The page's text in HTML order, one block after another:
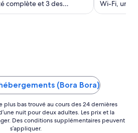
du 12
complète et 3 des
Wi-Fi, une
privée.
(Bora Bora)
plus bas trouvé au cours des 24 dernières
nuit pour deux adultes. Les prix et la
Des conditions supplémentaires peuvent
s’appliquer.